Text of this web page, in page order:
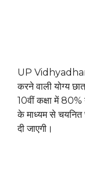
UP
करने वाली योग्य
10वीं कक्षा में
के माध्यम से चयनित
दी जाएगी।